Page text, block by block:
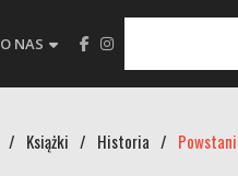
O NAS
/ Książki / Historia /